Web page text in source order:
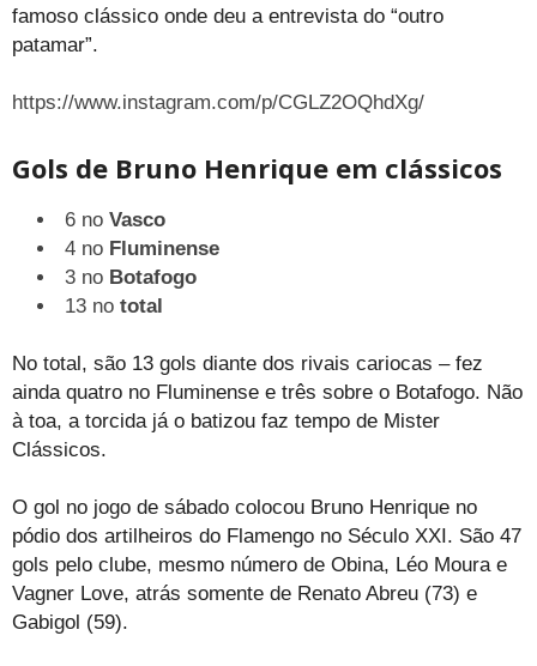
famoso clássico onde deu a entrevista do “outro
patamar”.
https://www.instagram.com/p/CGLZ2OQhdXg/
Gols de Bruno Henrique em clássicos
6 no Vasco
4 no Fluminense
3 no Botafogo
13 no total
No total, são 13 gols diante dos rivais cariocas – fez
ainda quatro no Fluminense e três sobre o Botafogo. Não
à toa, a torcida já o batizou faz tempo de Mister
Clássicos.
O gol no jogo de sábado colocou Bruno Henrique no
pódio dos artilheiros do Flamengo no Século XXI. São 47
gols pelo clube, mesmo número de Obina, Léo Moura e
Vagner Love, atrás somente de Renato Abreu (73) e
Gabigol (59).